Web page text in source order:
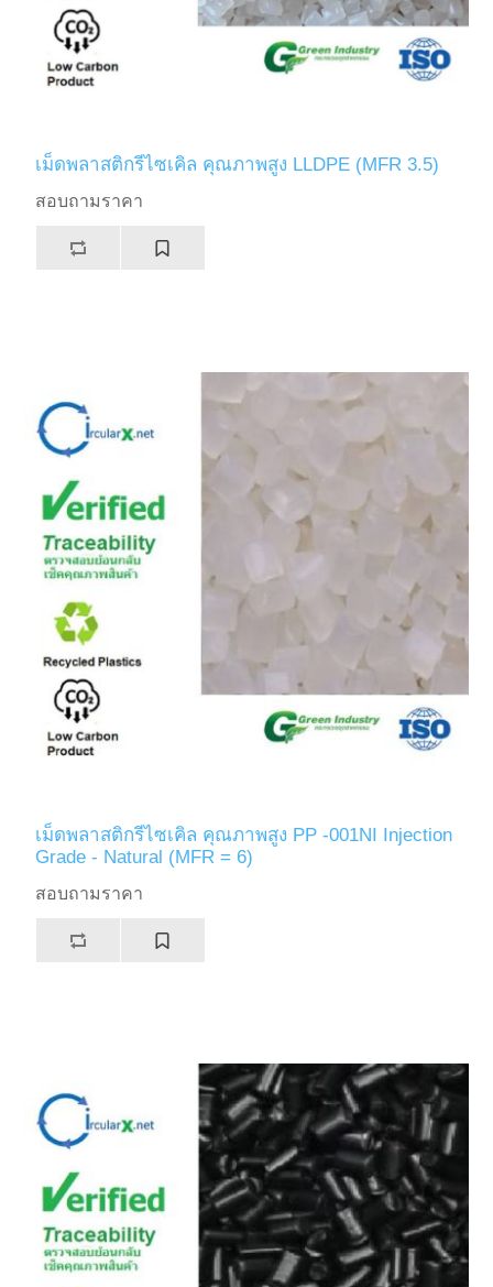
เม็ดพลาสติกรีไซเคิล คุณภาพสูง LLDPE (MFR 3.5)
สอบถามราคา
เม็ดพลาสติกรีไซเคิล คุณภาพสูง PP -001NI Injection
Grade - Natural (MFR = 6)
สอบถามราคา